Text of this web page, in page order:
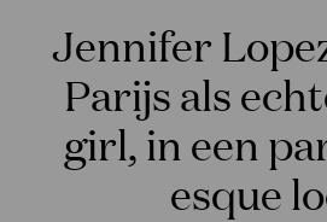
Jennifer
Parijs als
girl, in een
esque